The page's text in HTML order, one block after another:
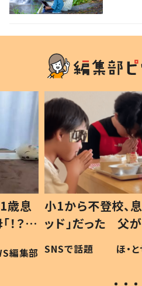
歳息
？」
編集部
小1から不登校、
ッド」だった 父
作り続ける理由
#令和の子
SNSで話題 ほ・